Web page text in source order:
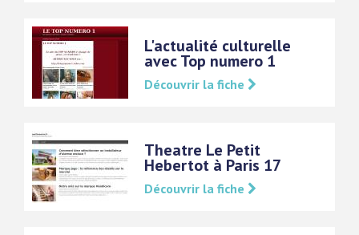
L'actualité culturelle
avec Top numero 1
Découvrir la fiche
Theatre Le Petit
Hebertot à Paris 17
Découvrir la fiche